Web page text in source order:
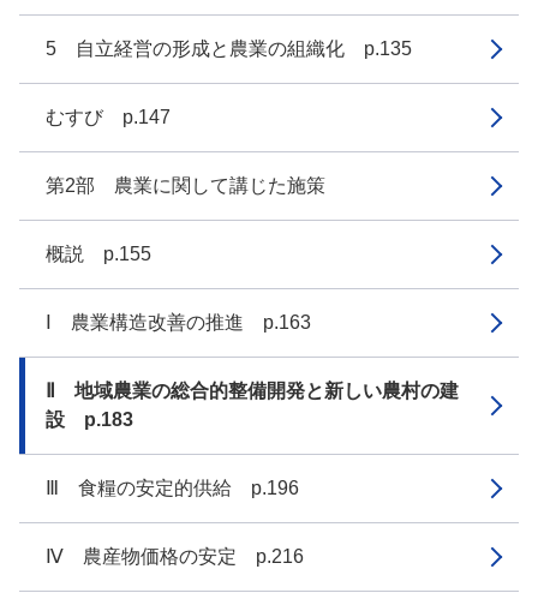
5 自立経営の形成と農業の組織化 p.135
むすび p.147
第2部 農業に関して講じた施策
概説 p.155
Ⅰ 農業構造改善の推進 p.163
Ⅱ 地域農業の総合的整備開発と新しい農村の建
設 p.183
Ⅲ 食糧の安定的供給 p.196
Ⅳ 農産物価格の安定 p.216